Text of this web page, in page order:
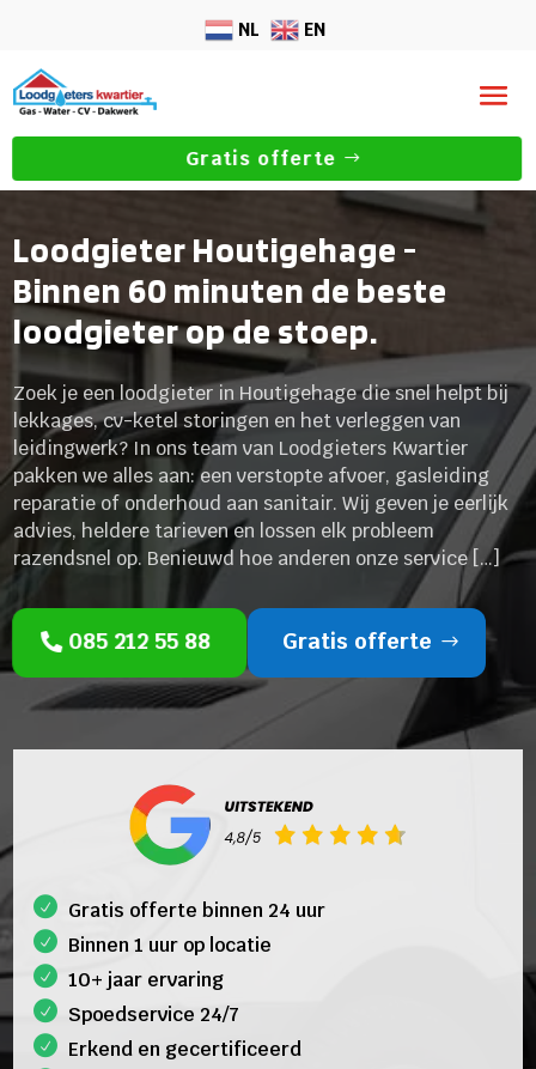
NL EN
Gratis offerte
Loodgieter Houtigehage -
Binnen 60 minuten de beste
loodgieter op de stoep.
Zoek je een loodgieter in Houtigehage die snel helpt bij
lekkages, cv-ketel storingen en het verleggen van
leidingwerk? In ons team van Loodgieters Kwartier
pakken we alles aan: een verstopte afvoer, gasleiding
reparatie of onderhoud aan sanitair. Wij geven je eerlijk
advies, heldere tarieven en lossen elk probleem
razendsnel op. Benieuwd hoe anderen onze service […]
085 212 55 88 Gratis offerte
Gratis offerte binnen 24 uur
Binnen 1 uur op locatie
10+ jaar ervaring
Spoedservice 24/7
Erkend en gecertificeerd